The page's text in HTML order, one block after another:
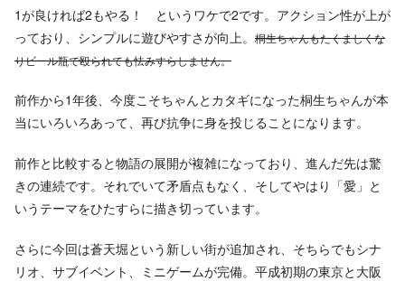
1が良ければ2もやる！ というワケで2です。アクション性が上が
っており、シンプルに遊びやすさが向上。 桐生ちゃんもたくましくな
りビール瓶で殴られても怯みすらしません。
前作から1年後、今度こそちゃんとカタギになった桐生ちゃんが本
当にいろいろあって、再び抗争に身を投じることになります。
前作と比較すると物語の展開が複雑になっており、進んだ先は驚
きの連続です。それでいて矛盾点もなく、そしてやはり「愛」と
いうテーマをひたすらに描き切っています。
さらに今回は蒼天堀という新しい街が追加され、そちらでもシナ
リオ、サブイベント、ミニゲームが完備。平成初期の東京と大阪